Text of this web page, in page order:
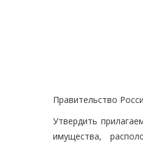
Правительство
Утвердить
имущества,